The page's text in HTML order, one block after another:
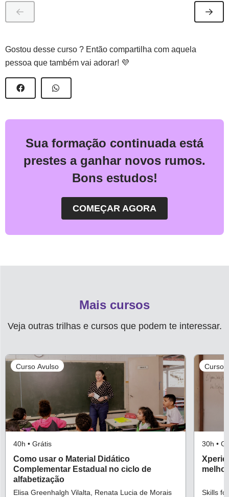
Gostou desse curso ? Então compartilha com aquela
pessoa que também vai adorar! 💜
Sua formação continuada está
prestes a ganhar novos rumos.
Bons estudos!
COMEÇAR AGORA
CURSO
DIDÁTICO
DE
ENSINO
FUNDAMENTAL
ALINHADO
AO
CURRÍCULO
DO
PIAUÍ:
COMO
USÁ-
Mais cursos
Veja outras trilhas e cursos que podem te interessar.
Curso Avulso
40h • Grátis
Como usar o Material Didático
Complementar Estadual no ciclo de
alfabetização
Elisa Greenhalgh Vilalta
Renata Lucia de Morais
Curso
30h
Skills